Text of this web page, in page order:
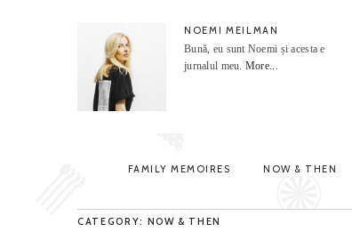
NOEMI MEILMAN
Bună, eu sunt Noemi și acesta e
jurnalul meu. More...
FAMILY MEMOIRES NOW & THEN
CATEGORY: NOW & THEN